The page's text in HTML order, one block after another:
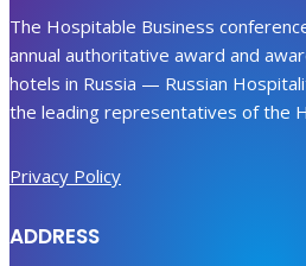
The Hospitable Business
annual authoritative award and
hotels in Russia — Russian
the leading representatives of the
Privacy Policy
ADDRESS